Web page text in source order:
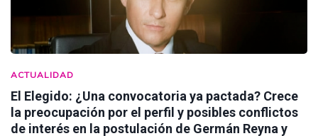
ACTUALIDAD
El Elegido: ¿Una convocatoria ya pactada? Crece
la preocupación por el perfil y posibles conflictos
de interés en la postulación de Germán Reyna y